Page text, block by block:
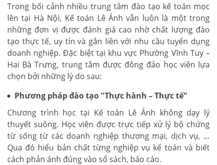
Trong bối cảnh nhiều trung tâm đào tạo kế toán mọc
lên tại Hà Nội, Kế toán Lê Ánh vẫn luôn là một trong
những đơn vị được đánh giá cao nhờ chất lượng đào
tạo thực tế, uy tín và gắn liền với nhu cầu tuyển dụng
doanh nghiệp. Đặc biệt tại khu vực Phường Vĩnh Tuy –
Hai Bà Trưng, trung tâm được đông đảo học viên lựa
chọn bởi những lý do sau:
Phương pháp đào tạo "Thực hành – Thực tế"
Chương trình học tại Kế toán Lê Ánh không dạy lý
thuyết suông. Học viên được trực tiếp xử lý bộ chứng
từ sống từ các doanh nghiệp thương mại, dịch vụ, …
Qua đó hiểu bản chất từng nghiệp vụ kế toán và biết
cách phản ánh đúng vào sổ sách, báo cáo.